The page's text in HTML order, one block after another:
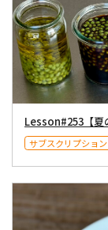
サブスクリプション